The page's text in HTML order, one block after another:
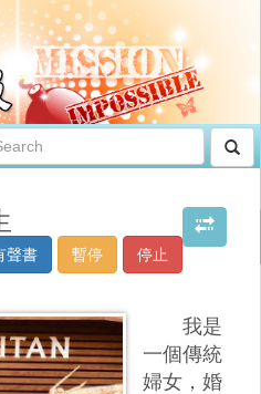
停止
暫停
聲書
我是
一個傳統
婦女，婚